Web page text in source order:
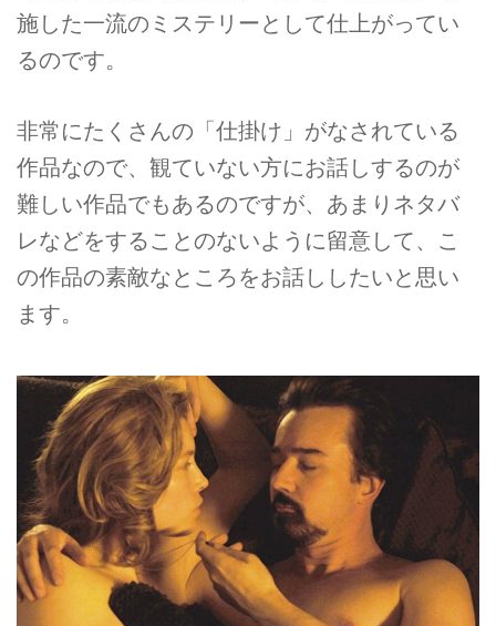
施した一流のミステリーとして仕上がってい
るのです。
非常にたくさんの「仕掛け」がなされている
作品なので、観ていない方にお話しするのが
難しい作品でもあるのですが、あまりネタバ
レなどをすることのないように留意して、こ
の作品の素敵なところをお話ししたいと思い
ます。